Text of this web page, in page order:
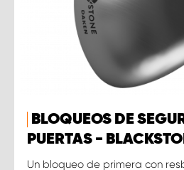
BLOQUEOS DE
PUERTAS -
Un bloqueo de primera con